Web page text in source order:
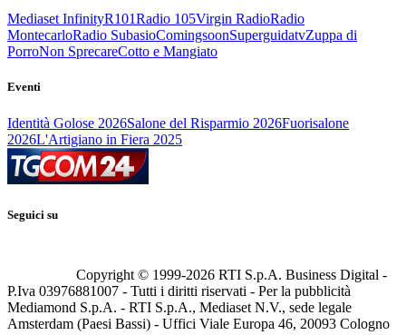
Mediaset InfinityR101Radio 105Virgin RadioRadio
MontecarloRadio SubasioComingsoonSuperguidatvZuppa di
PorroNon SprecareCotto e Mangiato
Eventi
Identità Golose 2026Salone del Risparmio 2026Fuorisalone
2026L'Artigiano in Fiera 2025
Seguici su
Copyright © 1999-2026 RTI S.p.A. Business Digital -
P.Iva 03976881007 - Tutti i diritti riservati - Per la pubblicità
Mediamond S.p.A. - RTI S.p.A., Mediaset N.V., sede legale
Amsterdam (Paesi Bassi) - Uffici Viale Europa 46, 20093 Cologno